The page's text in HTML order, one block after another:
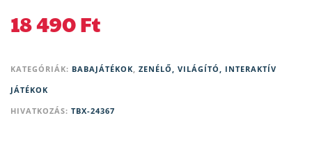
18 490Ft
KATEGÓRIÁK: BABAJÁTÉKOK, ZENÉLŐ, VILÁGÍTÓ, INTERAKTÍV
JÁTÉKOK
HIVATKOZÁS: TBX-24367